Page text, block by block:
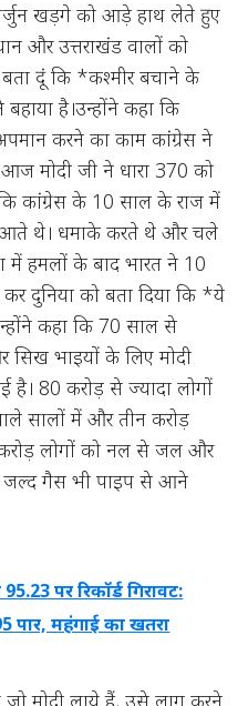
खड़गे को आड़े हाथ लेते हुए
और उत्तराखंड वालों को
दूं कि *कश्मीर बचाने के
है।उन्होंने कहा कि
करने का काम कांग्रेस ने
मोदी जी ने धारा 370 को
कांग्रेस के 10 साल के राज में
आते थे। धमाके करते थे और चले
में हमलों के बाद भारत ने 10
दुनिया को बता दिया कि *ये
कहा कि 70 साल से
सिख भाइयों के लिए मोदी
80 करोड़ से ज्यादा लोगों
सालों में और तीन करोड़
लोगों को नल से जल और
जल्द गैस भी पाइप से आने
पर रिकॉर्ड गिरावट:
पार, महंगाई का खतरा
मोदी लाये हैं, उसे लागू करने